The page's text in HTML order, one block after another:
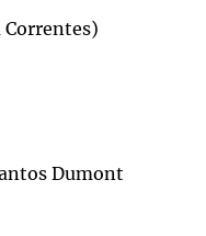
Correntes)
Dumont